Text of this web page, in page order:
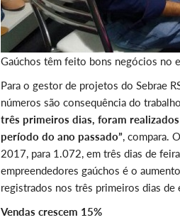
Gaúchos têm feito bons negócios no
Para o gestor de projetos do Sebrae
números são consequência do
três primeiros dias, foram
período do ano passado”, compara.
2017, para 1.072, em três dias de
empreendedores gaúchos é o
registrados nos três primeiros dias de
Vendas crescem 15%